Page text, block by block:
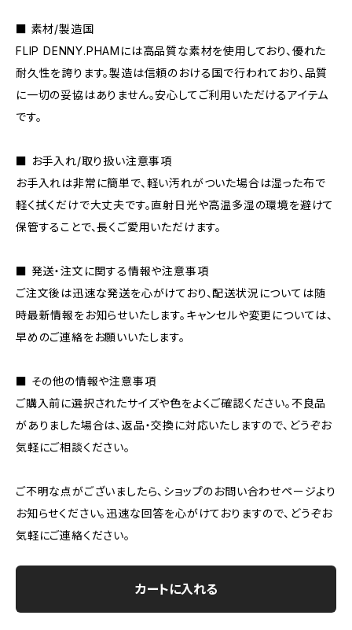
■ 素材/製造国
FLIP DENNY.PHAMには高品質な素材を使用しており、優れた
耐久性を誇ります。製造は信頼のおける国で行われており、品質
に一切の妥協はありません。安心してご利用いただけるアイテム
です。
■ お手入れ/取り扱い注意事項
お手入れは非常に簡単で、軽い汚れがついた場合は湿った布で
軽く拭くだけで大丈夫です。直射日光や高温多湿の環境を避けて
保管することで、長くご愛用いただけます。
■ 発送・注文に関する情報や注意事項
ご注文後は迅速な発送を心がけており、配送状況については随
時最新情報をお知らせいたします。キャンセルや変更については、
早めのご連絡をお願いいたします。
■ その他の情報や注意事項
ご購入前に選択されたサイズや色をよくご確認ください。不良品
がありました場合は、返品・交換に対応いたしますので、どうぞお
気軽にご相談ください。
ご不明な点がございましたら、ショップのお問い合わせページより
お知らせください。迅速な回答を心がけておりますので、どうぞお
気軽にご連絡ください。
カートに入れる